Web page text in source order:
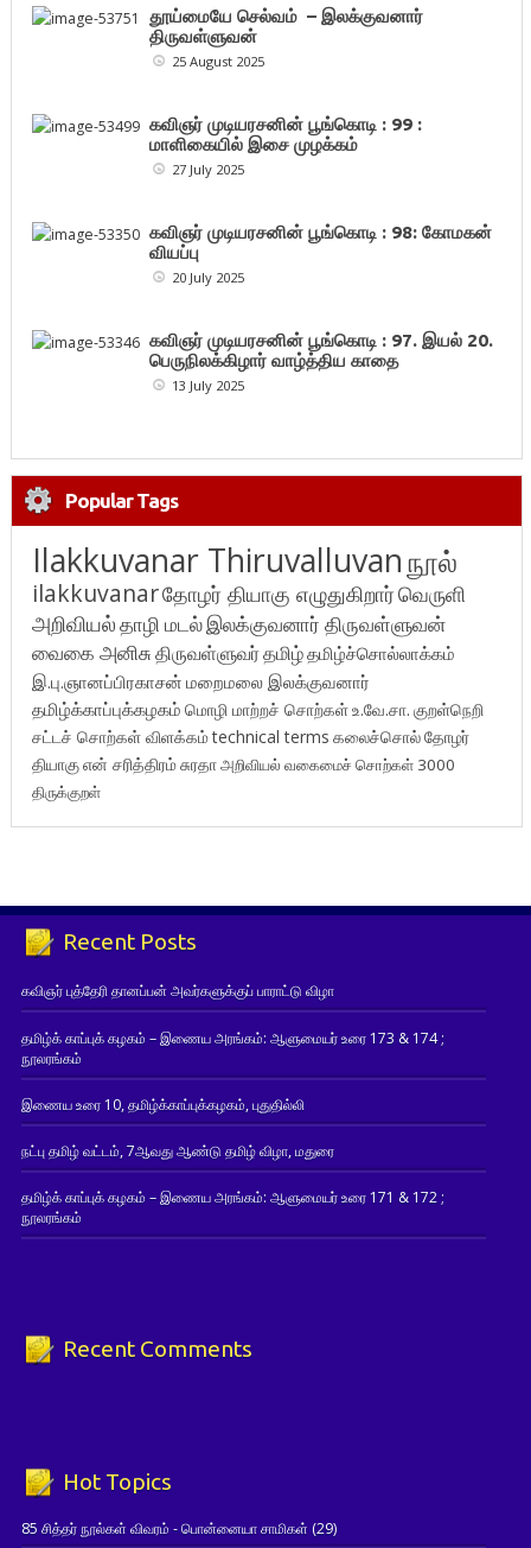
தூய்மையே செல்வம் – இலக்குவனார்
திருவள்ளுவன்
25 August 2025
கவிஞர் முடியரசனின் பூங்கொடி : 99 :
மாளிகையில் இசை முழக்கம்
27 July 2025
கவிஞர் முடியரசனின் பூங்கொடி : 98: கோமகன்
வியப்பு
20 July 2025
கவிஞர் முடியரசனின் பூங்கொடி : 97. இயல் 20.
பெருநிலக்கிழார் வாழ்த்திய காதை
13 July 2025
Popular Tags
Ilakkuvanar Thiruvalluvanநூல்
ilakkuvanarதோழர் தியாகு எழுதுகிறார்வெருளி
அறிவியல்தாழி மடல்இலக்குவனார் திருவள்ளுவன்
வைகை அனிசுதிருவள்ளுவர்தமிழ்தமிழ்ச்சொல்லாக்கம்
இ.பு.ஞானப்பிரகாசன் மறைமலை இலக்குவனார்
தமிழ்க்காப்புக்கழகம் மொழி மாற்றச் சொற்கள்உ.வே.சா. குறள்நெறி
சட்டச் சொற்கள் விளக்கம்technical terms கலைச்சொல்தோழர்
தியாகுஎன் சரித்திரம்சுரதாஅறிவியல் வகைமைச் சொற்கள் 3000
திருக்குறள்
Recent Posts
கவிஞர் புத்தேரி தானப்பன் அவர்களுக்குப் பாராட்டு விழா
தமிழ்க் காப்புக் கழகம் – இணைய அரங்கம்: ஆளுமையர் உரை 173 & 174 ;
நூலரங்கம்
இணைய உரை 10, தமிழ்க்காப்புக்கழகம், புதுதில்லி
நட்பு தமிழ் வட்டம், 7ஆவது ஆண்டு தமிழ் விழா, மதுரை
தமிழ்க் காப்புக் கழகம் – இணைய அரங்கம்: ஆளுமையர் உரை 171 & 172 ;
நூலரங்கம்
Recent Comments
Hot Topics
85 சித்தர் நூல்கள் விவரம் - பொன்னையா சாமிகள் (29)